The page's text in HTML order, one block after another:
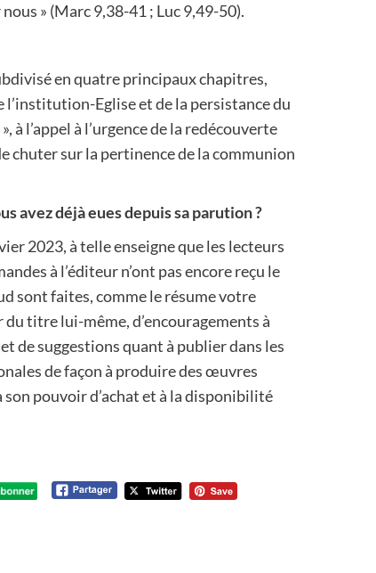
» (Marc 9,38-41 ; Luc 9,49-50).
en quatre principaux chapitres,
l’institution-Eglise et de la persistance du
à l’appel à l’urgence de la redécouverte
chuter sur la pertinence de la communion
avez déjà eues depuis sa parution ?
2023, à telle enseigne que les lecteurs
à l’éditeur n’ont pas encore reçu le
sont faites, comme le résume votre
titre lui-même, d’encouragements à
de suggestions quant à publier dans les
de façon à produire des œuvres
pouvoir d’achat et à la disponibilité